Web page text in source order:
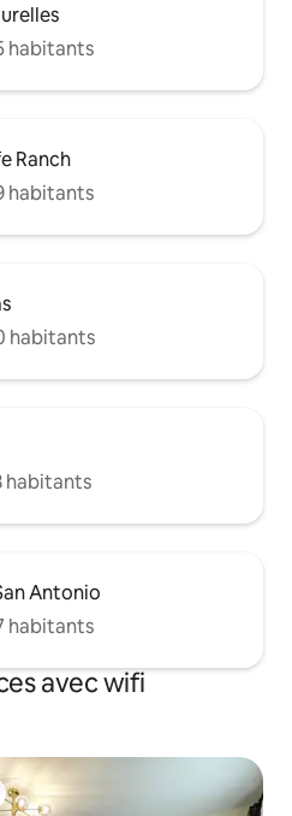
habitants
Ranch
habitants
habitants
habitants
Antonio
habitants
avec wifi